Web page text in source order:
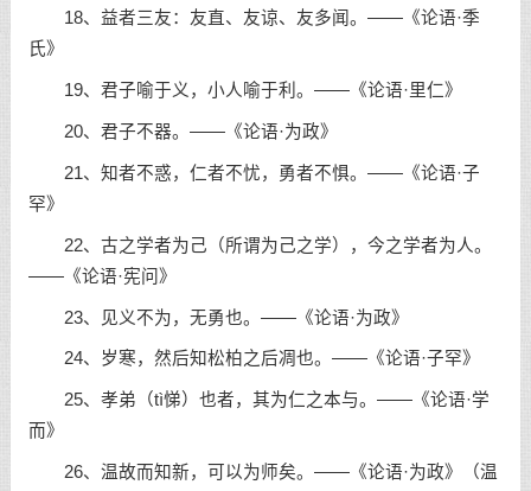
18、益者三友：友直、友谅、友多闻。——《论语·季
氏》
19、君子喻于义，小人喻于利。——《论语·里仁》
20、君子不器。——《论语·为政》
21、知者不惑，仁者不忧，勇者不惧。——《论语·子
罕》
22、古之学者为己（所谓为己之学），今之学者为人。
——《论语·宪问》
23、见义不为，无勇也。——《论语·为政》
24、岁寒，然后知松柏之后凋也。——《论语·子罕》
25、孝弟（tì悌）也者，其为仁之本与。——《论语·学
而》
26、温故而知新，可以为师矣。——《论语·为政》（温